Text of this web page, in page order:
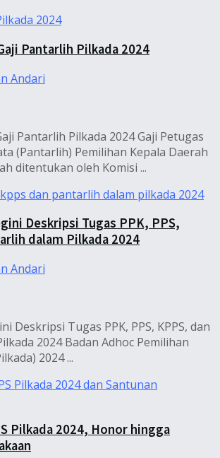
Pantarlih Pilkada 2024
Andari
Pantarlih Pilkada 2024 Gaji Petugas
(Pantarlih) Pemilihan Kepala Daerah
ditentukan oleh Komisi ...
Deskripsi Tugas PPK, PPS,
dalam Pilkada 2024
Andari
Deskripsi Tugas PPK, PPS, KPPS, dan
2024 Badan Adhoc Pemilihan
2024 ...
Pilkada 2024, Honor hingga